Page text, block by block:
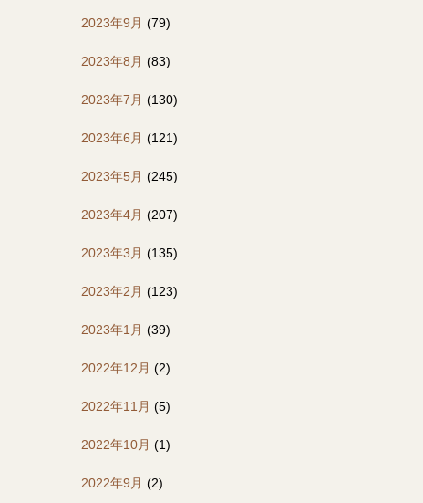
2023年9月 (79)
2023年8月 (83)
2023年7月 (130)
2023年6月 (121)
2023年5月 (245)
2023年4月 (207)
2023年3月 (135)
2023年2月 (123)
2023年1月 (39)
2022年12月 (2)
2022年11月 (5)
2022年10月 (1)
2022年9月 (2)